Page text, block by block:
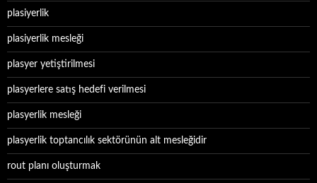
plasiyerlik
plasiyerlik mesleği
plasyer yetiştirilmesi
plasyerlere satış hedefi verilmesi
plasyerlik mesleği
plasyerlik toptancılık sektörünün alt mesleğidir
rout planı oluşturmak